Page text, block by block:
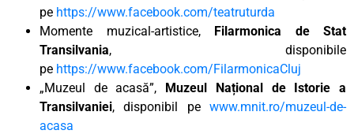
pe https://www.facebook.com/teatruturda
Momente muzical-artistice, Filarmonica de Stat
Transilvania, disponibile
pe https://www.facebook.com/FilarmonicaCluj
„Muzeul de acasă”, Muzeul Național de Istorie a
Transilvaniei, disponibil pe www.mnit.ro/muzeul-de-
acasa